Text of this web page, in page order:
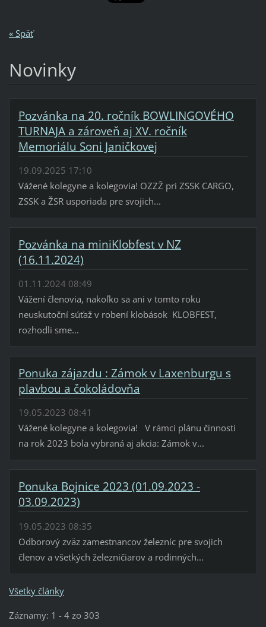
« Späť
Novinky
Pozvánka na 20. ročník BOWLINGOVÉHO
TURNAJA a zároveň aj XV. ročník
Memoriálu Soni Janičkovej
19.09.2025 17:10
Vážené kolegyne a kolegovia! OZZŽ pri ZSSK CARGO,
ZSSK a ŽSR usporiada pre svojich...
Pozvánka na miniKlobfest v NZ
(16.11.2024)
01.11.2024 08:49
Vážení členovia, nakoľko sa ani v tomto roku
neuskutoční súťaž v robení klobások KLOBFEST,
rozhodli sme...
Ponuka zájazdu : Zámok v Laxenburgu s
plavbou a čokoládovňa
19.05.2023 08:41
Vážené kolegyne a kolegovia! V rámci plánu činnosti
na rok 2023 bola vybraná aj akcia: Zámok v...
Ponuka Bojnice 2023 (01.09.2023 -
03.09.2023)
19.05.2023 08:35
Odborový zväz zamestnancov železníc pre svojich
členov a všetkých železničiarov a rodinných...
Všetky články
Záznamy: 1 - 4 zo 303